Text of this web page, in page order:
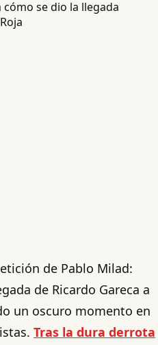
de Pablo Milad:
de Ricardo Gareca a
un oscuro momento en
Tras la dura derrota